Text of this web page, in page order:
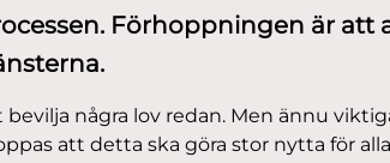
Förhoppningen är att
bevilja några lov redan. Men ännu
att detta ska göra stor nytta för